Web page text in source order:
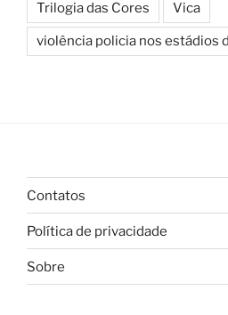
Trilogia das Cores Vica
violência policia nos estádios
Contatos
Política de privacidade
Sobre